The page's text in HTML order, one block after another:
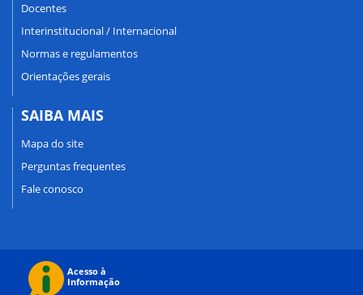
Docentes
Interinstitucional / Internacional
Normas e regulamentos
Orientações gerais
SAIBA MAIS
Mapa do site
Perguntas frequentes
Fale conosco